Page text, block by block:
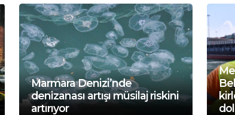
Marmara Denizi’nde
denizanası artışı müsilaj riskini
artırıyor